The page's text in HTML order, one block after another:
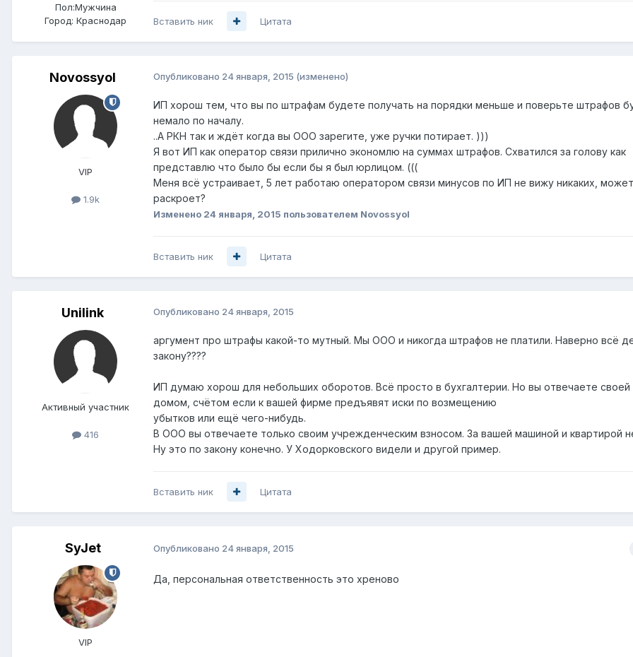
Пол:Мужчина
Город: Краснодар Вставить ник Цитата
Novossyol
VIP
1.9k
Опубликовано 24 января, 2015 (изменено)
ИП хорош тем, что вы по штрафам будете получать на порядки меньше и поверьте штрафов
немало по началу.
..А РКН так и ждёт когда вы ООО зарегите, уже ручки потирает. )))
Я вот ИП как оператор связи прилично экономлю на суммах штрафов. Схватился за голову как
представлю что было бы если бы я был юрлицом. (((
Меня всё устраивает, 5 лет работаю оператором связи минусов по ИП не вижу никаких, может
раскроет?
Изменено 24 января, 2015 пользователем Novossyol
Вставить ник Цитата
Unilink
Активный участник
416
Опубликовано 24 января, 2015
аргумент про штрафы какой-то мутный. Мы ООО и никогда штрафов не платили. Наверно всё
закону????
ИП думаю хорош для небольших оборотов. Всё просто в бухгалтерии. Но вы отвечаете своей
домом, счётом если к вашей фирме предъявят иски по возмещению
убытков или ещё чего-нибудь.
В ООО вы отвечаете только своим учрежденческим взносом. За вашей машиной и квартирой
Ну это по закону конечно. У Ходорковского видели и другой пример.
Вставить ник Цитата
SyJet
VIP
Опубликовано 24 января, 2015
Да, персональная ответственность это хреново